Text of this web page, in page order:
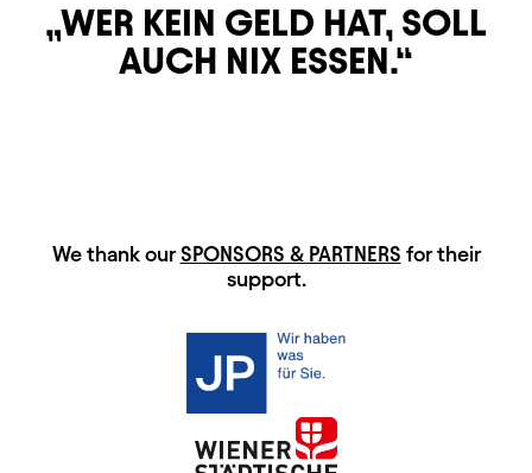
WER KEIN GELD HAT, SOLL
AUCH NIX ESSEN.
HAUPTSPONSOREN
We thank ourSPONSORS & PARTNERS for their
support.